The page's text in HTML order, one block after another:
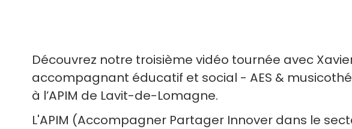
Découvrez notre troisième vidéo tournée avec
accompagnant éducatif et social - AES &
à l’APIM de Lavit-de-Lomagne.
L'APIM (Accompagner Partager Innover dans le